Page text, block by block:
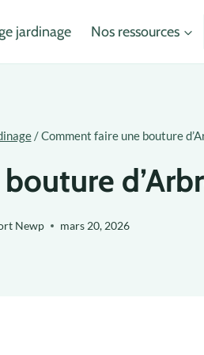
jardinage Nos ressources
/Comment faire une bouture
Newp mars 20, 2026